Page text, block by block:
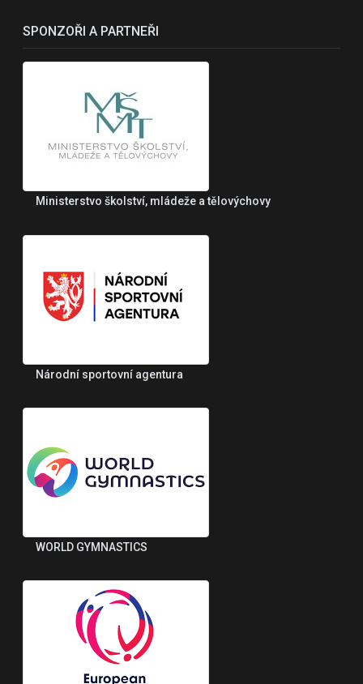
SPONZOŘI A PARTNEŘI
Ministerstvo školství, mládeže a tělovýchovy
Národní sportovní agentura
WORLD GYMNASTICS